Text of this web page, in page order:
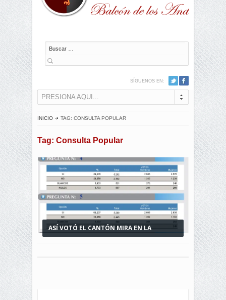
Buscar
SÍGUENOS EN:
PRESIONA AQUI...
INICIO TAG: CONSULTA POPULAR
Tag: Consulta Popular
ASÍ VOTÓ EL CANTÓN MIRA EN LA